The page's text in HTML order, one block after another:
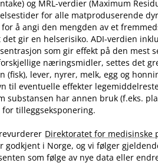
og MRL-verdier (Maximum
for alle matproduserende
å angi den mengden av et
gir en helserisiko. ADI-verdien
som gir effekt på den mest
næringsmidler, settes det
(fisk), lever, nyrer, melk, egg og
til eventuelle effekter
substansen har annen bruk (f.eks.
tilleggseksponering.
Direktoratet for medisinske
i Norge, og vi følger
som følge av nye data eller